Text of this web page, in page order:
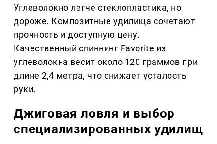
Углеволокно легче стеклопластика, но
дороже. Композитные удилища сочетают
прочность и доступную цену.
Качественный спиннинг Favorite из
углеволокна весит около 120 граммов при
длине 2,4 метра, что снижает усталость
руки.
Джиговая ловля и выбор
специализированных удилищ